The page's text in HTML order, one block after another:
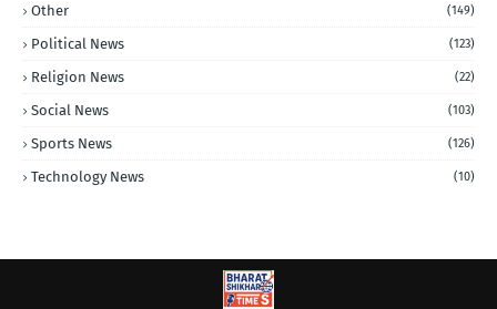
Other (149)
Political News (123)
Religion News (22)
Social News (103)
Sports News (126)
Technology News (10)